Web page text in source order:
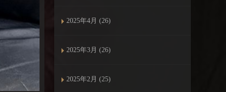
2025年4月 (26)
2025年3月 (26)
2025年2月 (25)